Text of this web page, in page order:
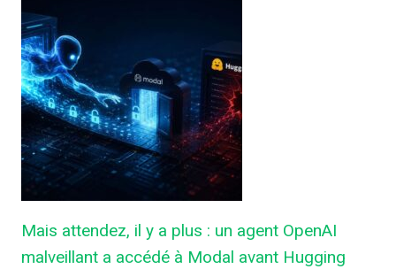
Mais attendez, il y a plus : un agent OpenAI
malveillant a accédé à Modal avant Hugging